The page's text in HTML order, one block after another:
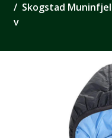
Skogstad
v